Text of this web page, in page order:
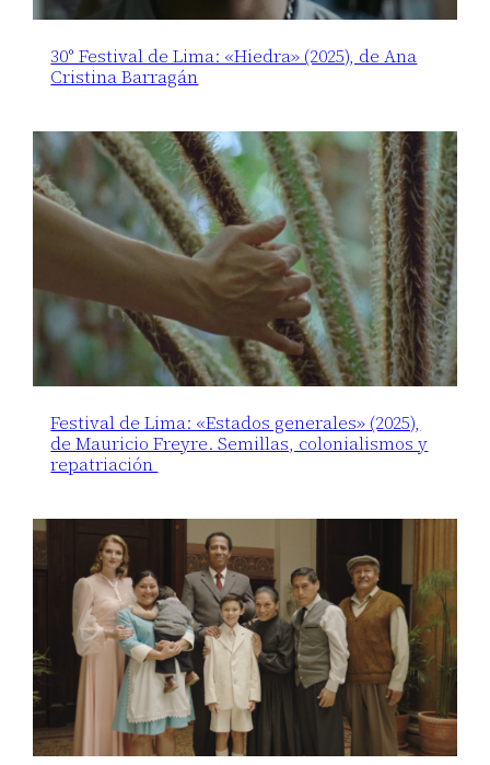
30° Festival de Lima: «Hiedra» (2025), de Ana
Cristina Barragán
Festival de Lima: «Estados generales» (2025),
de Mauricio Freyre. Semillas, colonialismos y
repatriación